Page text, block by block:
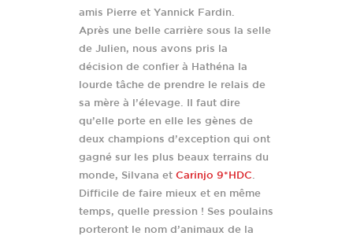
amis Pierre et Yannick Fardin.
Après une belle carrière sous la selle
de Julien, nous avons pris la
décision de confier à Hathéna la
lourde tâche de prendre le relais de
sa mère à l’élevage. Il faut dire
qu’elle porte en elle les gènes de
deux champions d’exception qui ont
gagné sur les plus beaux terrains du
monde, Silvana et Carinjo 9*HDC
Difficile de faire mieux et en même
temps, quelle pression ! Ses poulains
porteront le nom d’animaux de la